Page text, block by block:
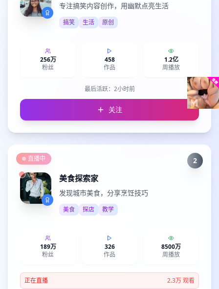
专注搞笑内容创作，用幽默点亮生活
搞笑 生活 原创
256万
粉丝
458
作品
1.2亿
周播放
最后活跃： 2小时前
关注
2
直播中
美食探索家
发现城市美食，分享烹饪技巧
美食 探店 教学
189万
粉丝
326
作品
8500万
周播放
正在直播 2.3万观看